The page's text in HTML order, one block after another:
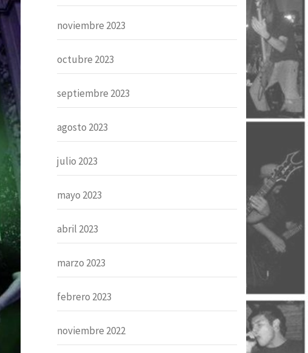
noviembre 2023
octubre 2023
septiembre 2023
agosto 2023
julio 2023
mayo 2023
abril 2023
marzo 2023
febrero 2023
noviembre 2022